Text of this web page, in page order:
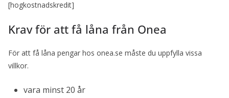
[hogkostnadskredit]
Krav för att få låna från Onea
För att få låna pengar hos onea.se måste du uppfylla vissa
villkor.
vara minst 20 år